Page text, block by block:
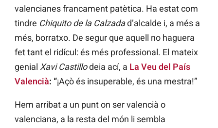
valencianes francament patètica. Ha estat com
tindre Chiquito de la Calzadad’alcalde i, a més a
més, borratxo. De segur que aquell no haguera
fet tant el ridícul: és més professional. El mateix
genial Xavi Castillodeia ací, a La Veu del País
Valencià: “¡Açò és insuperable, és una mestra!”
Hem arribat a un punt on ser valencià o
valenciana, a la resta del món li sembla